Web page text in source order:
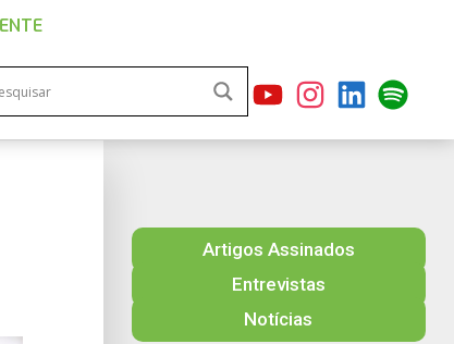
Artigos Assinados
Entrevistas
Notícias